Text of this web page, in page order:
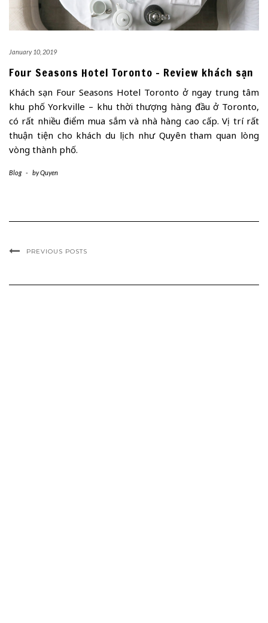
January 10, 2019
Four Seasons Hotel Toronto – Review khách sạn
Khách sạn Four Seasons Hotel Toronto ở ngay trung tâm
khu phố Yorkville – khu thời thượng hàng đầu ở Toronto,
có rất nhiều điểm mua sắm và nhà hàng cao cấp. Vị trí rất
thuận tiện cho khách du lịch như Quyên tham quan lòng
vòng thành phố.
Blog - byQuyen
PREVIOUS POSTS